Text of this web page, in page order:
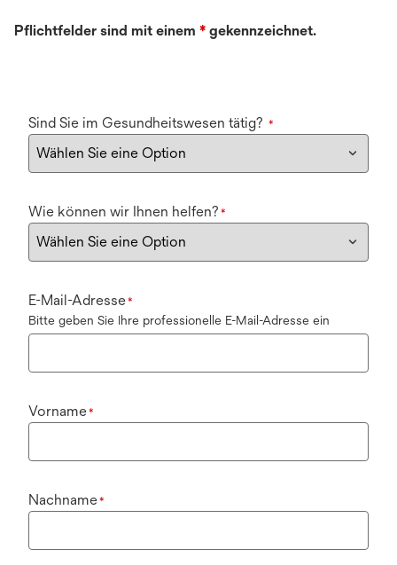
Pflichtfelder sind mit einem * gekennzeichnet.
Sind Sie im Gesundheitswesen tätig? *
Wie können wir Ihnen helfen? *
E-Mail-Adresse*
Bitte geben Sie Ihre professionelle E-Mail-Adresse ein
Vorname*
Nachname*